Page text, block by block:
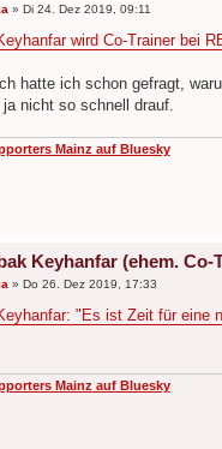
» Di 24. Dez 2019, 09:11
wird Co-Trainer bei
hatte ich schon gefragt,
nicht so schnell drauf.
Mainz auf Bluesky
Keyhanfar (ehem. Co-
» Do 26. Dez 2019, 17:33
"Es ist Zeit für eine
Mainz auf Bluesky